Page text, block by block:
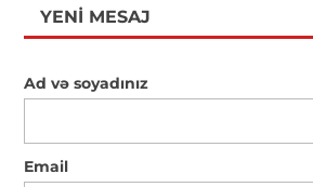
YENI MESAJ
Ad və soyadınız
Email